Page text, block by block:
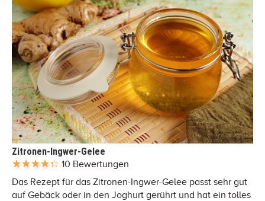
Zitronen-Ingwer-Gelee
10 Bewertungen
Das Rezept für das Zitronen-Ingwer-Gelee passt sehr gut
auf Gebäck oder in den Joghurt gerührt und hat ein tolles